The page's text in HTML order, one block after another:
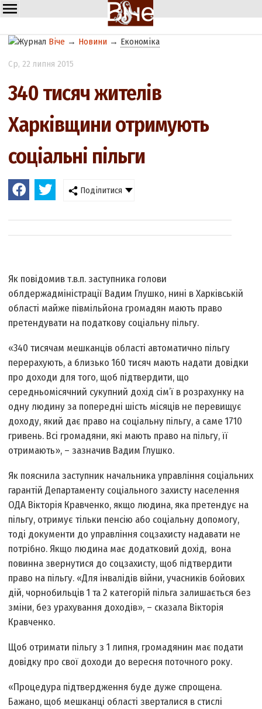
Віче → Новини → Економіка
Ср, 22 липня 2015
340 тисяч жителів
Харківщини отримують
соціальні пільги
Поділитися
Як повідомив т.в.п. заступника голови
облдержадміністрації Вадим Глушко, нині в Харківській
області майже півмільйона громадян мають право
претендувати на податкову соціальну пільгу.
«340 тисячам мешканців області автоматично пільгу
перерахують, а близько 160 тисяч мають надати довідки
про доходи для того, щоб підтвердити, що
середньомісячний сукупний дохід сім’ї в розрахунку на
одну людину за попередні шість місяців не перевищує
доходу, який дає право на соціальну пільгу, а саме 1710
гривень. Всі громадяни, які мають право на пільгу, її
отримають», – зазначив Вадим Глушко.
Як пояснила заступник начальника управління соціальних
гарантій Департаменту соціального захисту населення
ОДА Вікторія Кравченко, якщо людина, яка претендує на
пільгу, отримує тільки пенсію або соціальну допомогу,
тоді документи до управління соцзахисту надавати не
потрібно. Якщо людина має додатковий дохід, вона
повинна звернутися до соцзахисту, щоб підтвердити
право на пільгу. «Для інвалідів війни, учасників бойових
дій, чорнобильців 1 та 2 категорій пільга залишається без
зміни, без урахування доходів», – сказала Вікторія
Кравченко.
Щоб отримати пільгу з 1 липня, громадянин має подати
довідку про свої доходи до вересня поточного року.
«Процедура підтвердження буде дуже спрощена.
Бажано, щоб мешканці області зверталися в стислі